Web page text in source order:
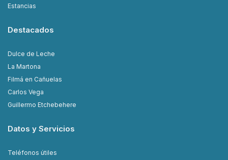
Estancias
Destacados
Dulce de Leche
La Martona
Filmá en Cañuelas
Carlos Vega
Guillermo Etchebehere
Datos y Servicios
Teléfonos útiles